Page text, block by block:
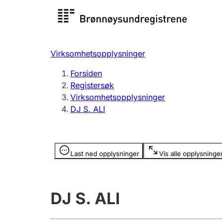
Registersøk
Registrere, endre, slette
Virksomhetsopplysninger
Forsiden
Registersøk
Virksomhetsopplysninger
DJ S. ALI
Last ned opplysninger Vis alle
Opplysninger er skjult
DJ S. ALI